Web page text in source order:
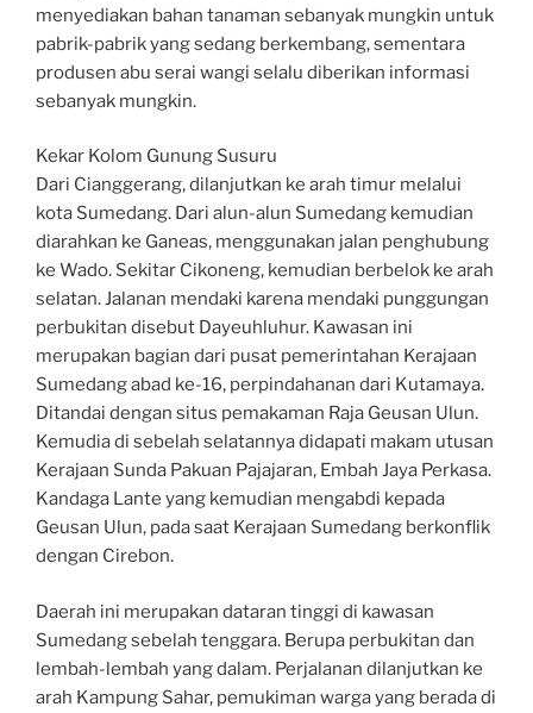
menyediakan bahan tanaman sebanyak mungkin untuk
pabrik-pabrik yang sedang berkembang, sementara
produsen abu serai wangi selalu diberikan informasi
sebanyak mungkin.
Kekar Kolom Gunung Susuru
Dari Cianggerang, dilanjutkan ke arah timur melalui
kota Sumedang. Dari alun-alun Sumedang kemudian
diarahkan ke Ganeas, menggunakan jalan penghubung
ke Wado. Sekitar Cikoneng, kemudian berbelok ke arah
selatan. Jalanan mendaki karena mendaki punggungan
perbukitan disebut Dayeuhluhur. Kawasan ini
merupakan bagian dari pusat pemerintahan Kerajaan
Sumedang abad ke-16, perpindahanan dari Kutamaya.
Ditandai dengan situs pemakaman Raja Geusan Ulun.
Kemudia di sebelah selatannya didapati makam utusan
Kerajaan Sunda Pakuan Pajajaran, Embah Jaya Perkasa.
Kandaga Lante yang kemudian mengabdi kepada
Geusan Ulun, pada saat Kerajaan Sumedang berkonflik
dengan Cirebon.
Daerah ini merupakan dataran tinggi di kawasan
Sumedang sebelah tenggara. Berupa perbukitan dan
lembah-lembah yang dalam. Perjalanan dilanjutkan ke
arah Kampung Sahar, pemukiman warga yang berada di